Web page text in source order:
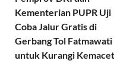
Kementerian PUPR Uji
Coba Jalur Gratis di
Gerbang Tol Fatmawati
untuk Kurangi